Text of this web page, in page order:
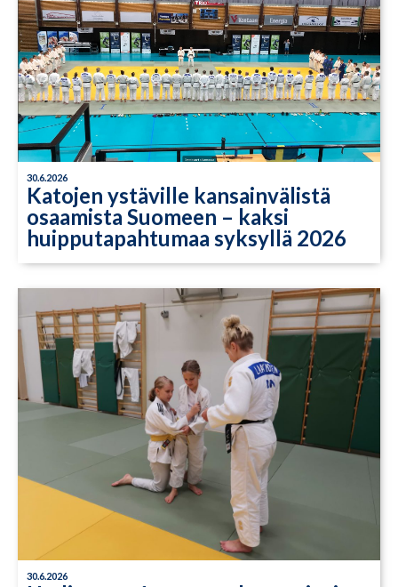
30.6.2026
Katojen ystäville kansainvälistä
osaamista Suomeen – kaksi
huipputapahtumaa syksyllä 2026
30.6.2026